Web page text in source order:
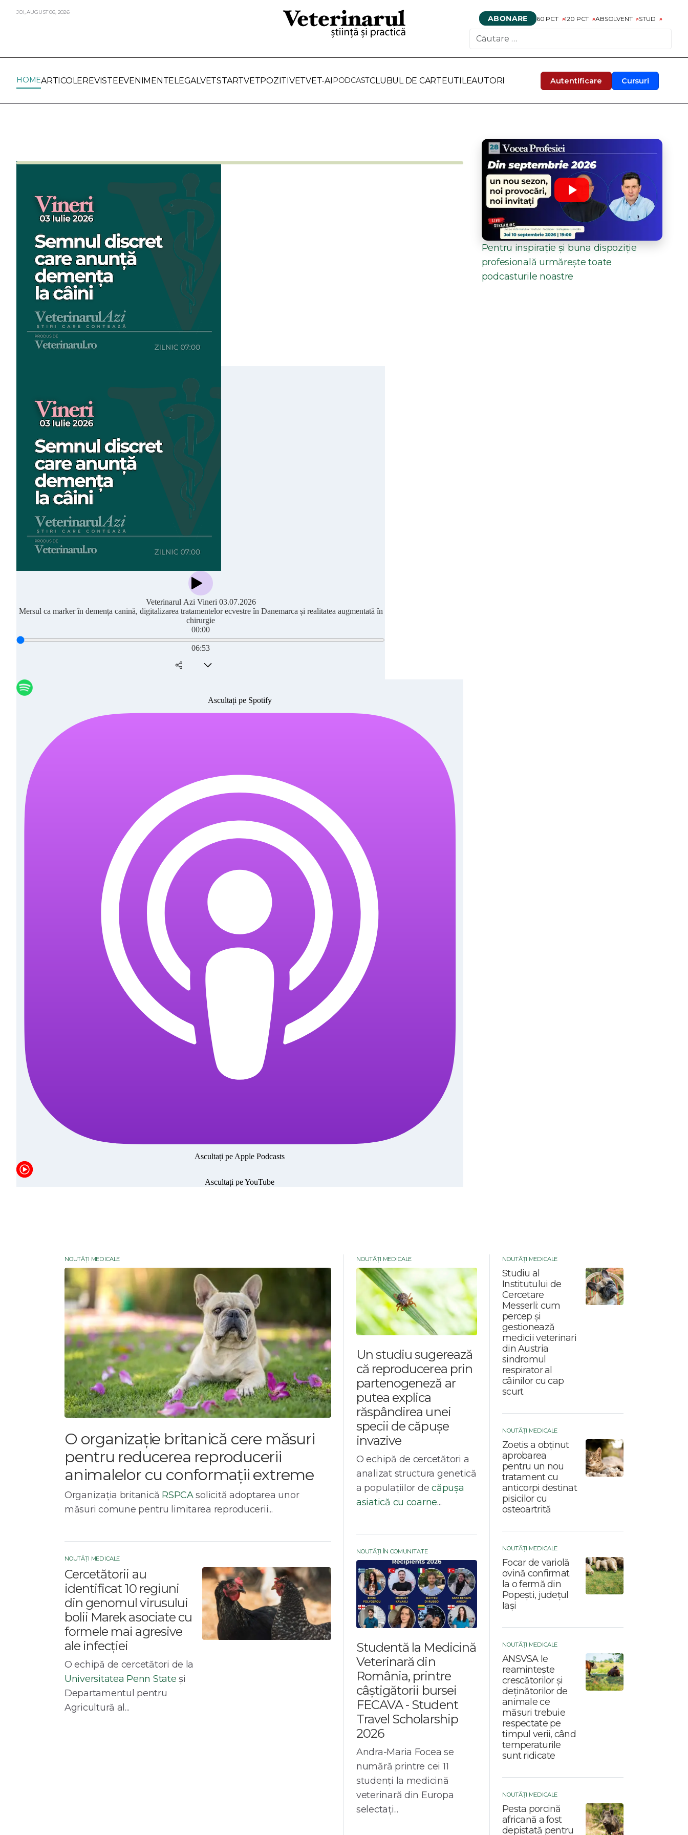
JOI,AUGUST06, 2026
ABONARE 60 PCT 120 PCT ABSOLVENT STUD
Autentificare Cursuri
HOMEARTICOLEREVISTEEVENIMENTELEGALVETSTARTVETPOZITIVETVET-AIPODCASTCLUBUL DE CARTEUTILEAUTORI
Pentru inspirație și buna dispoziție
profesională urmărește toate
podcasturile noastre
NOUTĂȚI MEDICALE
O organizație britanică cere măsuri
pentru reducerea reproducerii
animalelor cu conformații extreme
Organizația britanică RSPCAsolicită adoptarea unor
măsuri comune pentru limitarea reproducerii...
NOUTĂȚI MEDICALE
Cercetătorii au
identificat 10 regiuni
din genomul virusului
bolii Marek asociate cu
formele mai agresive
ale infecției
O echipă de cercetători de la
Universitatea Penn State și
Departamentul pentru
Agricultură al...
NOUTĂȚI MEDICALE
Un studiu sugerează
că reproducerea prin
partenogeneză ar
putea explica
răspândirea unei
specii de căpușe
invazive
O echipă de cercetători a
analizat structura genetică
a populațiilor decăpușa
asiatică cu coarne...
NOUTĂȚI ÎN COMUNITATE
Studentă la Medicină
Veterinară din
România, printre
câștigătorii bursei
FECAVA - Student
Travel Scholarship
2026
Andra-Maria Focea se
numără printre cei 11
studenți la medicină
veterinară din Europa
selectați...
NOUTĂȚI MEDICALE
Studiu al
Institutului de
Cercetare
Messerli: cum
percep și
gestionează
medicii veterinari
din Austria
sindromul
respirator al
câinilor cu cap
scurt
NOUTĂȚI MEDICALE
Zoetis a obținut
aprobarea
pentru un nou
tratament cu
anticorpi destinat
pisicilor cu
osteoartrită
NOUTĂȚI MEDICALE
Focar de variolă
ovină confirmat
la o fermă din
Popești, județul
Iași
NOUTĂȚI MEDICALE
ANSVSA le
reamintește
crescătorilor și
deținătorilor de
animale ce
măsuri trebuie
respectate pe
timpul verii, când
temperaturile
sunt ridicate
NOUTĂȚI MEDICALE
Pesta porcină
africană a fost
depistată pentru